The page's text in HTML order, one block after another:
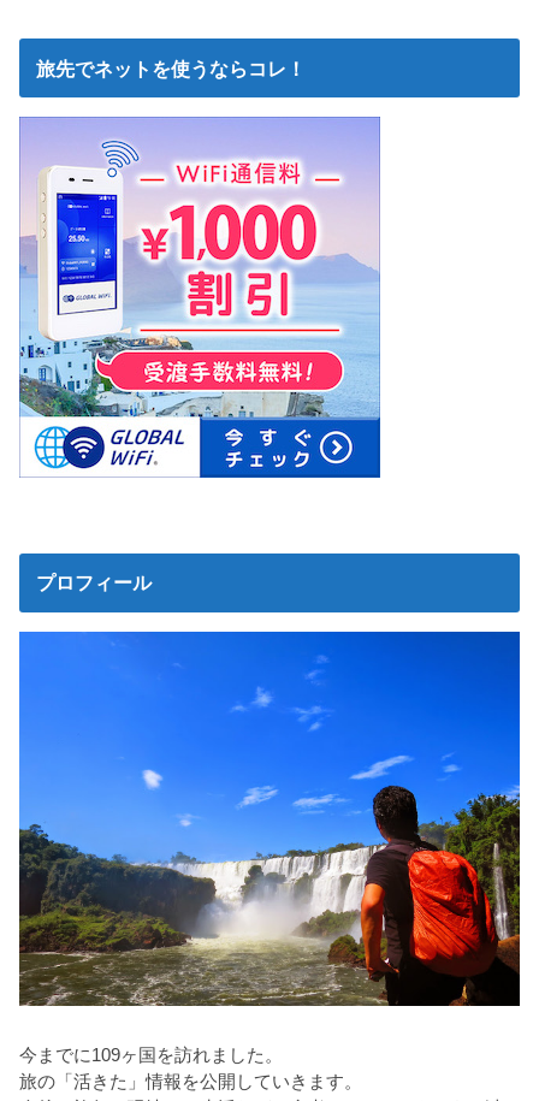
旅先でネットを使うならコレ！
プロフィール
今までに109ヶ国を訪れました。
旅の「活きた」情報を公開していきます。